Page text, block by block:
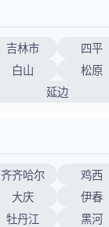
吉林市 四平
白山 松原
延边
齐齐哈尔 鸡西
大庆 伊春
牡丹江 黑河